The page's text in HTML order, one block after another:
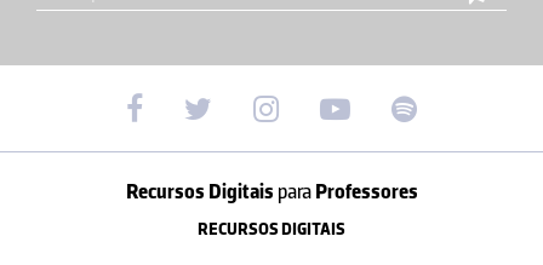
Recursos Digitais paraProfessores
RECURSOS DIGITAIS